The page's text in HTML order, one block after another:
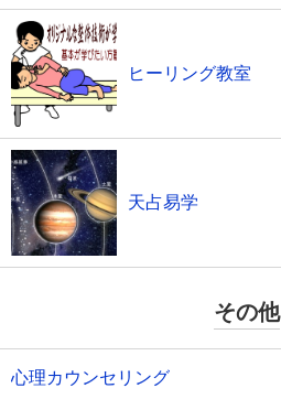
ヒーリング教室
天占易学
その他
心理カウンセリング